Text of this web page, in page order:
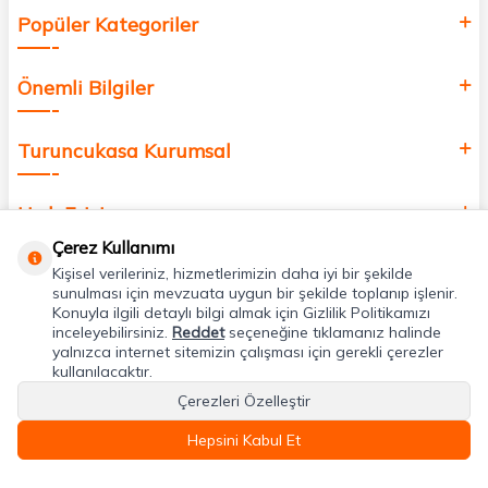
Popüler Kategoriler
Önemli Bilgiler
Turuncukasa Kurumsal
Hızlı Erişim
Uygulamalarımız
Adres & İletişim
Çerez Kullanımı
Kişisel verileriniz, hizmetlerimizin daha iyi bir şekilde
sunulması için mevzuata uygun bir şekilde toplanıp işlenir.
Konuyla ilgili detaylı bilgi almak için Gizlilik Politikamızı
inceleyebilirsiniz. Reddetseçeneğine tıklamanız halinde
yalnızca internet sitemizin çalışması için gerekli çerezler
kullanılacaktır.
Çerezleri Özelleştir
Hepsini Kabul Et